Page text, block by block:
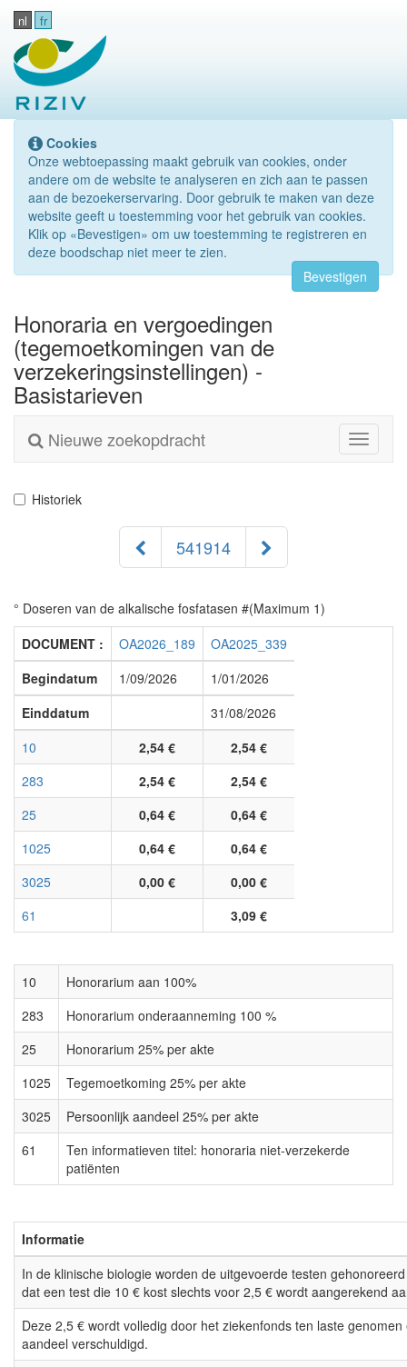
nl fr
Cookies
Onze webtoepassing maakt gebruik van cookies, onder
andere om de website te analyseren en zich aan te passen
aan de bezoekerservaring. Door gebruik te maken van deze
website geeft u toestemming voor het gebruik van cookies.
Klik op «Bevestigen» om uw toestemming te registreren en
deze boodschap niet meer te zien.
Bevestigen
Honoraria en vergoedingen
(tegemoetkomingen van de
verzekeringsinstellingen) -
Basistarieven
Toggle
Nieuwe zoekopdracht
Historiek
541914
° Doseren van de alkalische fosfatasen #(Maximum 1)
DOCUMENT :
OA2026_189
OA2025_339
Begindatum
1/09/2026
1/01/2026
Einddatum
31/08/2026
10
2,54 €
2,54 €
283
2,54 €
2,54 €
25
0,64 €
0,64 €
1025
0,64 €
0,64 €
3025
0,00 €
0,00 €
61
3,09 €
10
Honorarium aan 100%
283
Honorarium onderaanneming 100 %
25
Honorarium 25% per akte
1025
Tegemoetkoming 25% per akte
3025
Persoonlijk aandeel 25% per akte
61
Ten informatieven titel: honoraria niet-verzekerde
patiënten
Informatie
In de klinische biologie worden de uitgevoerde testen
dat een test die 10 € kost slechts voor 2,5 € wordt aangerekend
Deze 2,5 € wordt volledig door het ziekenfonds ten laste
aandeel verschuldigd.